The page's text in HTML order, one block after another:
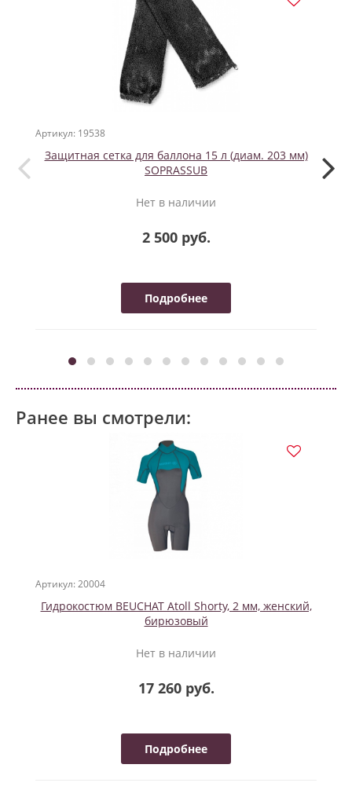
Артикул: 19538
Защитная сетка для баллона 15 л (диам. 203 мм)
SOPRASSUB
Нет в наличии
2 500 руб.
Подробнее
Ранее вы смотрели:
Артикул: 20004
Гидрокостюм BEUCHAT Atoll Shorty, 2 мм, женский,
бирюзовый
Нет в наличии
17 260 руб.
Подробнее